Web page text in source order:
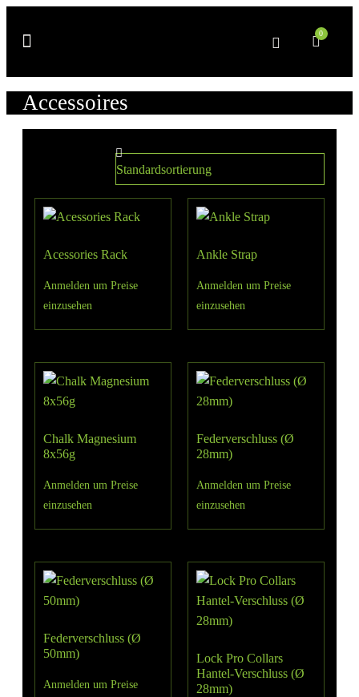
0
Accessoires
Acessories Rack
Anmelden um Preise
einzusehen
Ankle Strap
Anmelden um Preise
einzusehen
Chalk Magnesium
8x56g
Anmelden um Preise
einzusehen
Federverschluss (Ø
28mm)
Anmelden um Preise
einzusehen
Federverschluss (Ø
50mm)
Anmelden um Preise
Lock Pro Collars
Hantel-Verschluss (Ø
28mm)